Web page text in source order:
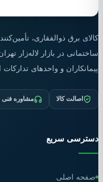
کالای برق ذوالفقاری،
ساختمانی در بازار لاله‌زار
پیمانکاران و واحدهای
اصالت کالا مشاوره فنی
دسترسی سریع
صفحه اصلی